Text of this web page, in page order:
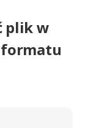
plik w
formatu